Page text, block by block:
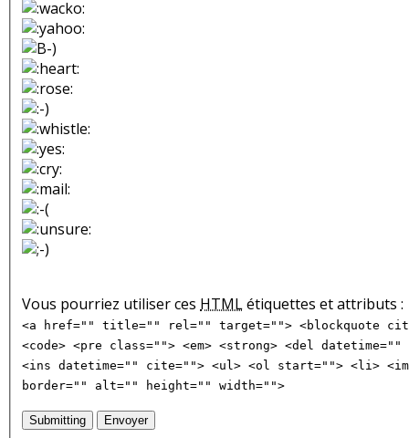
Vous pourriez utiliser ces HTMLétiquettes et attributs :
<a href="" title="" rel="" target=""> <blockquote
<code> <pre class=""> <em> <strong> <del
<ins datetime="" cite=""> <ul> <ol start=""> <li>
border="" alt="" height="" width="">
Submitting Envoyer